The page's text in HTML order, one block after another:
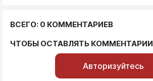
ВСЕГО: 0 КОММЕНТАРИЕВ
ЧТОБЫ ОСТАВЛЯТЬ КОММЕНТАРИИ
Авторизуйтесь